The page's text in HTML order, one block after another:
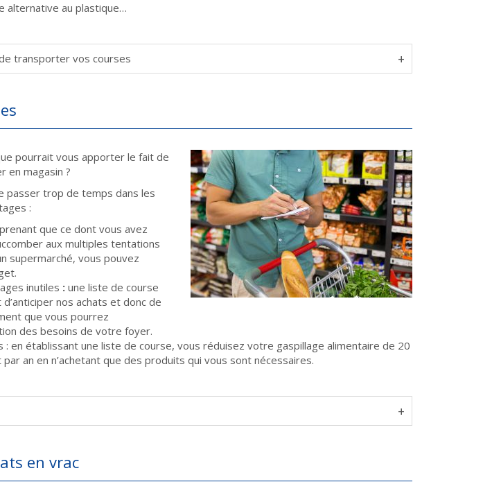
alternative au plastique…
transporter vos courses
pourrait vous apporter le fait de
en magasin ?
passer trop de temps dans les
:
que ce dont vous avez
aux multiples tentations
supermarché, vous pouvez
inutiles :une liste de course
nos achats et donc de
que vous pourrez
des besoins de votre foyer.
en établissant une liste de course, vous réduisez votre gaspillage alimentaire de 20
an en n’achetant que des produits qui vous sont nécessaires.
en vrac